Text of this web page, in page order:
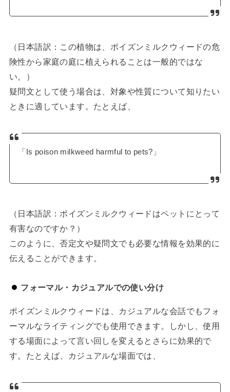
（日本語訳：この植物は、ポイズンミルクウィードの危
険性から家庭の庭に植えられることは一般的ではな
い。）
疑問文として使う場合は、対象や性質について知りたい
ときに適しています。たとえば、
「Is poison milkweed harmful to pets?」
（日本語訳：ポイズンミルクウィードはペットにとって
有害なのですか？）
このように、否定文や疑問文でも必要な情報を効果的に
伝えることができます。
フォーマル・カジュアルでの使い分け
ポイズンミルクウィードは、カジュアルな会話でもフォ
ーマルなライティングでも使用できます。しかし、使用
する場面によって言い回しを変えるとさらに効果的で
す。たとえば、カジュアルな場面では、